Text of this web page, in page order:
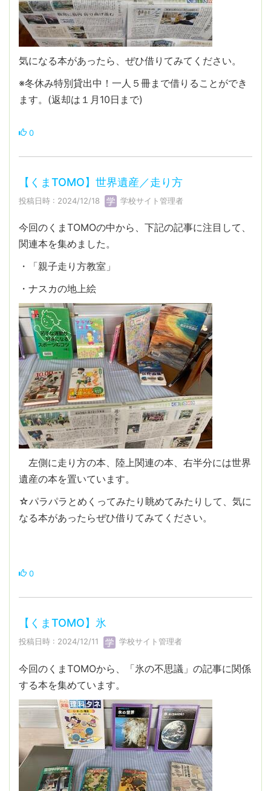
気になる本があったら、ぜひ借りてみてください。
※冬休み特別貸出中！一人５冊まで借りることができ
ます。(返却は１月10日まで)
0
【くまTOMO】世界遺産／走り方
投稿日時 : 2024/12/18 学校サイト管理者
今回のくまTOMOの中から、下記の記事に注目して、
関連本を集めました。
・「親子走り方教室」
・ナスカの地上絵
左側に走り方の本、陸上関連の本、右半分には世界
遺産の本を置いています。
☆パラパラとめくってみたり眺めてみたりして、気に
なる本があったらぜひ借りてみてください。
0
【くまTOMO】氷
投稿日時 : 2024/12/11 学校サイト管理者
今回のくまTOMOから、「氷の不思議」の記事に関係
する本を集めています。